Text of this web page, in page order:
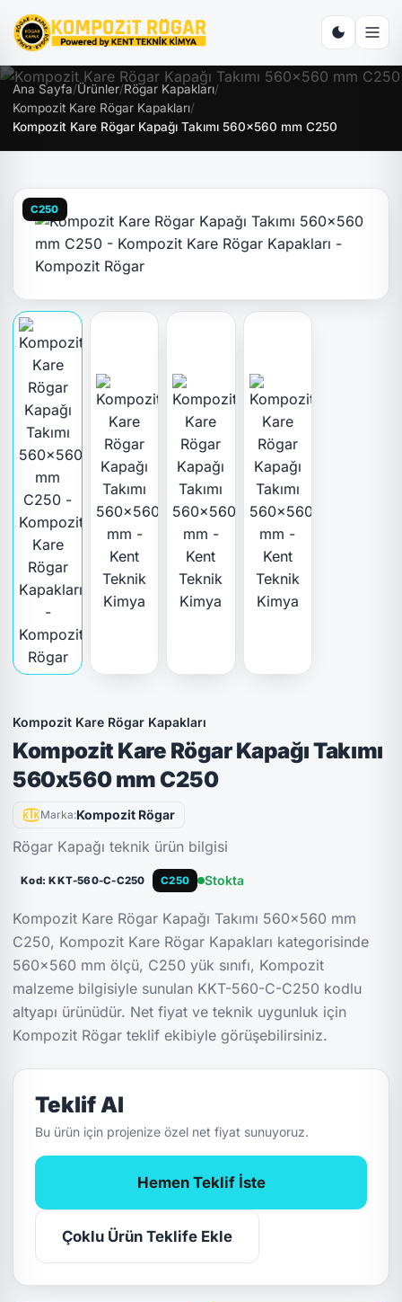
Ana Sayfa/Ürünler/Rögar Kapakları/
Kompozit Kare Rögar Kapakları/
Kompozit Kare Rögar Kapağı Takımı 560x560 mm C250
C250
Kompozit Kare Rögar Kapakları
Kompozit Kare Rögar Kapağı Takımı
560x560 mm C250
Marka:Kompozit Rögar
Rögar Kapağı teknik ürün bilgisi
Kod: KKT-560-C-C250 C250 Stokta
Kompozit Kare Rögar Kapağı Takımı 560x560 mm
C250, Kompozit Kare Rögar Kapakları kategorisinde
560x560 mm ölçü, C250 yük sınıfı, Kompozit
malzeme bilgisiyle sunulan KKT-560-C-C250 kodlu
altyapı ürünüdür. Net fiyat ve teknik uygunluk için
Kompozit Rögar teklif ekibiyle görüşebilirsiniz.
Teklif Al
Bu ürün için projenize özel net fiyat sunuyoruz.
Hemen Teklif İste
Çoklu Ürün Teklife Ekle